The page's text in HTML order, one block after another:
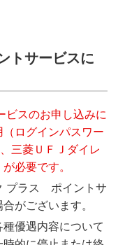
トサービスに
スのお申し込みに
ログインパスワー
三菱ＵＦＪダイレ
必要です。
プラス ポイントサ
がございます。
優遇内容について